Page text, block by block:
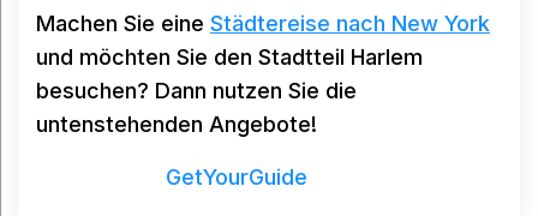
Machen Sie eine Städtereise nach New York
und möchten Sie den Stadtteil Harlem
besuchen? Dann nutzen Sie die
untenstehenden Angebote!
GetYourGuide